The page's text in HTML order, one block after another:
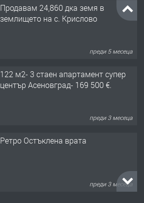
Продавам 24,860 дка земя в
землището на с. Крислово
преди 5 месеца
122 м2- 3 стаен апартамент супер
център Асеновград- 169 500 €.
преди 3 месеца
Ретро Остъклена врата
преди 3 месеца